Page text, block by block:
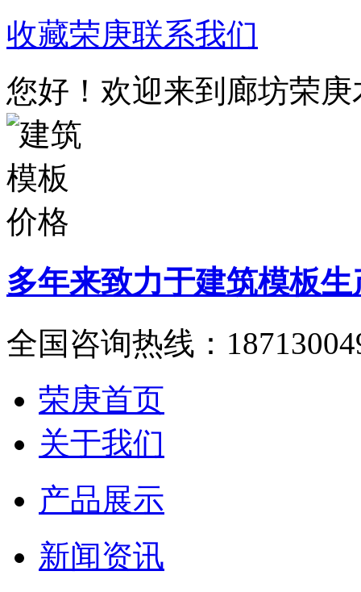
收藏荣庚联系我们
您好！欢迎来到廊坊荣
多年来致力于建筑模板生
全国咨询热线：
荣庚首页
关于我们
产品展示
新闻资讯